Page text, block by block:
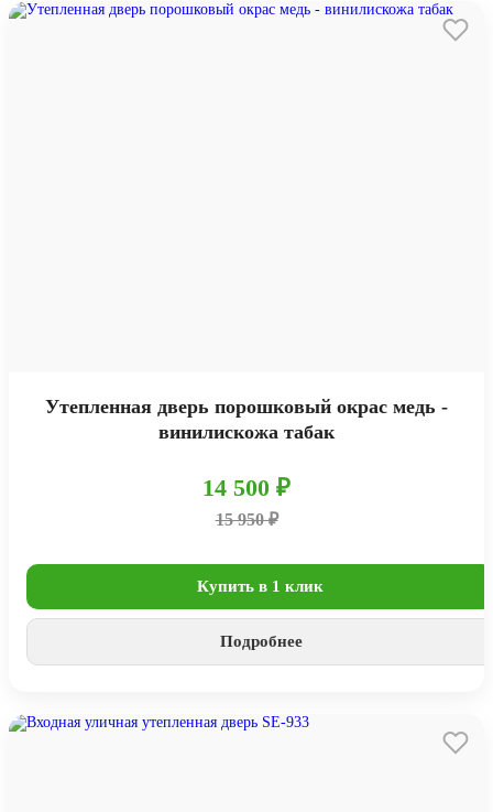
Утепленная дверь порошковый окрас медь -
винилискожа табак
14 500 ₽
15 950 ₽
Купить в 1 клик
Подробнее